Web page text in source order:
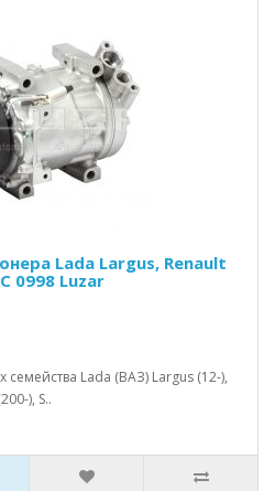
Lada Largus, Renault
0998 Luzar
Lada (ВАЗ) Largus (12-),
), S..